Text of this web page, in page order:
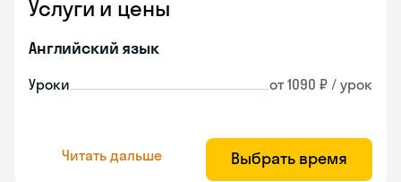
Услуги и цены
Английский язык
Уроки от 1090 ₽ / урок
Читать дальше Выбрать время